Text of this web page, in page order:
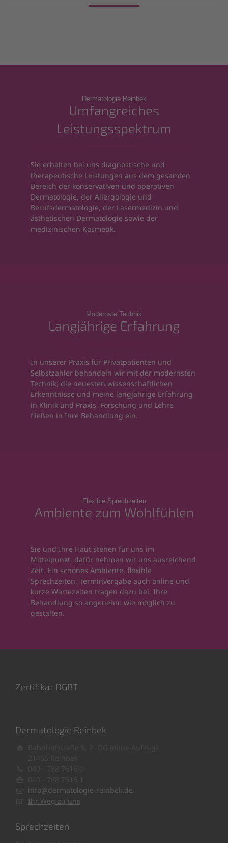
Dermatologie Reinbek
Umfangreiches
Leistungsspektrum
Sie erhalten bei uns diagnostische und
therapeutische Leistungen aus dem gesamten
Bereich der konservativen und operativen
Dermatologie, der Allergologie und
Berufsdermatologie, der Lasermedizin und
ästhetischen Dermatologie sowie der
medizinischen Kosmetik.
Modernste Technik
Langjährige Erfahrung
In unserer Praxis für Privatpatienten und
Selbstzahler behandeln wir mit der modernsten
Technik; die neuesten wissenschaftlichen
Erkenntnisse und meine langjährige Erfahrung
in Klinik und Praxis, Forschung und Lehre
fließen in Ihre Behandlung ein.
Flexible Sprechzeiten
Ambiente zum Wohlfühlen
Sie und Ihre Haut stehen für uns im
Mittelpunkt, dafür nehmen wir uns ausreichend
Zeit. Ein schönes Ambiente, flexible
Sprechzeiten, Terminvergabe auch online und
kurze Wartezeiten tragen dazu bei, Ihre
Behandlung so angenehm wie möglich zu
gestalten.
Zertifikat DGBT
Dermatologie Reinbek
info@dermatologie-reinbek.de
Ihr Weg zu uns
Sprechzeiten